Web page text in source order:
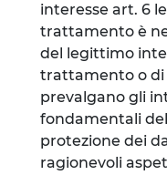
interesse art. 6
trattamento è
del legittimo
trattamento o di
prevalgano gli
fondamentali
protezione dei
ragionevoli